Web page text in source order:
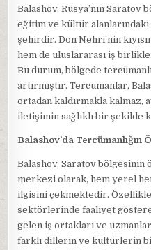
Balashov, Rusya’nın Saratov
eğitim ve kültür
şehirdir. Don Nehri’nin
hem de uluslararası iş
Bu durum, bölgede
artırmıştır. Tercümanlar,
ortadan kaldırmakla kalmaz,
iletişimin sağlıklı bir şekilde
Balashov’da Tercümanlığın
Balashov, Saratov bölgesinin
merkezi olarak, hem yerel
ilgisini çekmektedir. Özellikle
sektörlerinde faaliyet
gelen iş ortakları ve
farklı dillerin ve kültürlerin